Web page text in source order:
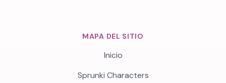
MAPA DEL SITIO
Inicio
Sprunki Characters